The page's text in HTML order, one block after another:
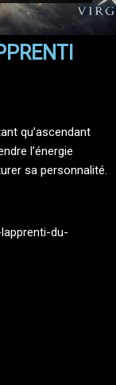
qu’ascendant
l’énergie
sa personnalité.
du-